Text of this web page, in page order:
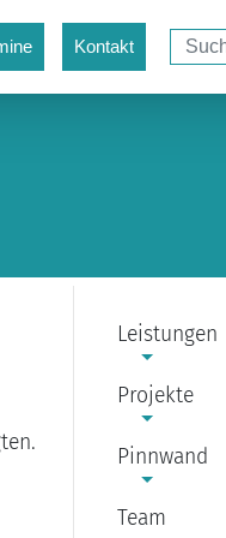
Kontakt
Leistungen
Projekte
Pinnwand
Team